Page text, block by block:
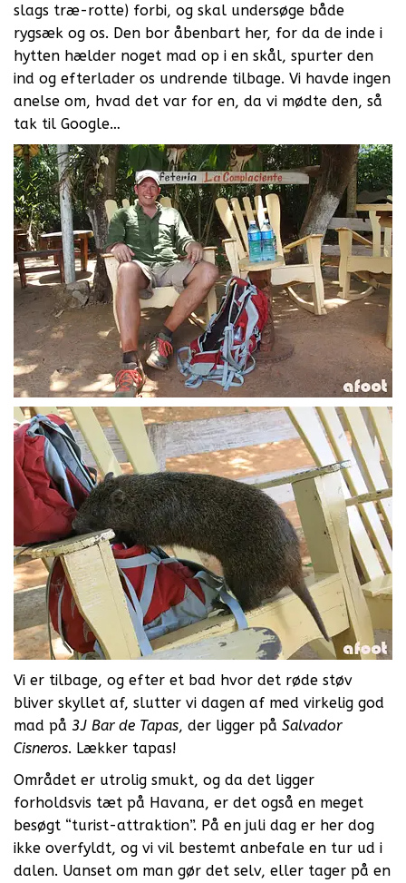
slags træ-rotte) forbi, og skal undersøge både
rygsæk og os. Den bor åbenbart her, for da de inde i
hytten hælder noget mad op i en skål, spurter den
ind og efterlader os undrende tilbage. Vi havde ingen
anelse om, hvad det var for en, da vi mødte den, så
tak til Google…
Vi er tilbage, og efter et bad hvor det røde støv
bliver skyllet af, slutter vi dagen af med virkelig god
mad på 3J Bar de Tapas, der ligger på Salvador
Cisneros. Lækker tapas!
Området er utrolig smukt, og da det ligger
forholdsvis tæt på Havana, er det også en meget
besøgt “turist-attraktion”. På en juli dag er her dog
ikke overfyldt, og vi vil bestemt anbefale en tur ud i
dalen. Uanset om man gør det selv, eller tager på en